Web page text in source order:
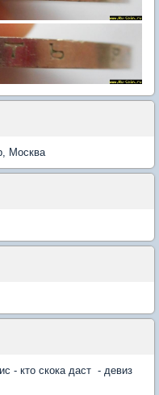
Москва
- кто скока даст - девиз